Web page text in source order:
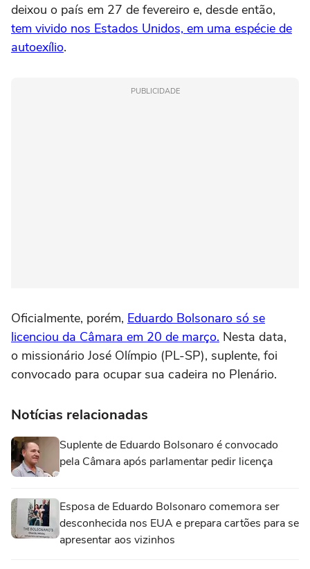
deixou o país em 27 de fevereiro e, desde então,
tem vivido nos Estados Unidos, em uma espécie de
autoexílio.
PUBLICIDADE
Oficialmente, porém, Eduardo Bolsonaro só se
licenciou da Câmara em 20 de março. Nesta data,
o missionário José Olímpio (PL-SP), suplente, foi
convocado para ocupar sua cadeira no Plenário.
Notícias relacionadas
Suplente de Eduardo Bolsonaro é convocado
pela Câmara após parlamentar pedir licença
Esposa de Eduardo Bolsonaro comemora ser
desconhecida nos EUA e prepara cartões para se
apresentar aos vizinhos